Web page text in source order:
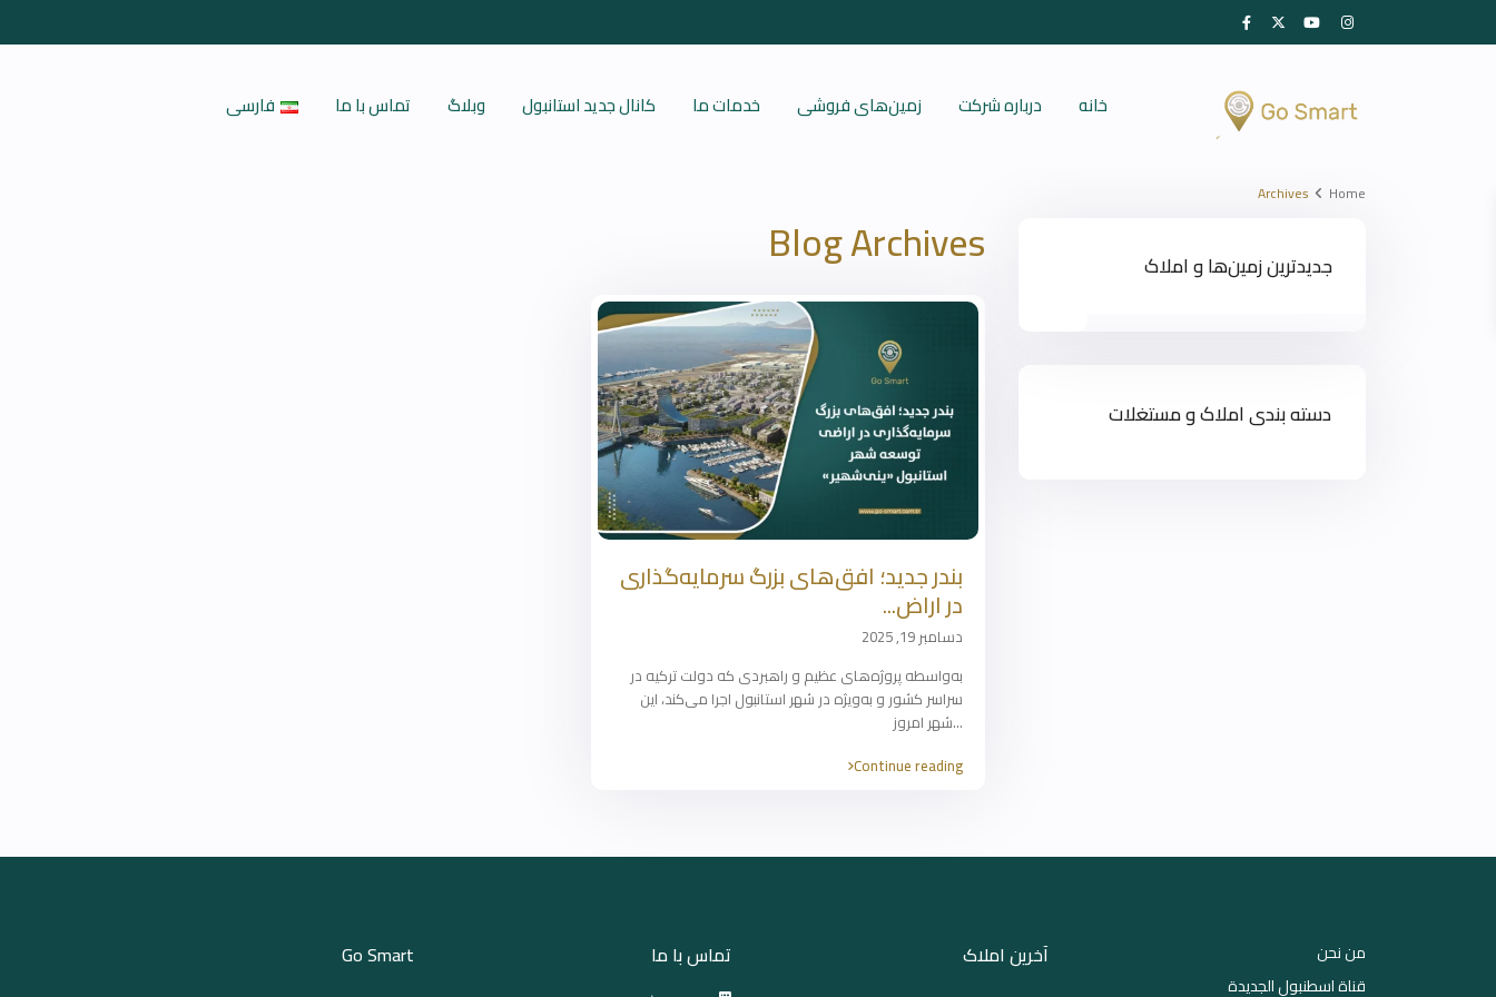
خانه درباره شرکت زمین‌های فروشی خدمات ما کانال جدید استانبول وبلاگ تماس با ما فارسی
Home
Archives
Blog Archives
بندر جدید؛ افق‌های بزرگ سرمایه‌گذاری
در اراض...
دسامبر 19, 2025
به‌واسطه پروژه‌های عظیم و راهبردی که دولت ترکیه در
سراسر کشور و به‌ویژه در شهر استانبول اجرا می‌کند، این
شهر امروز...
Continue reading
جدیدترین زمین‌ها و املاک
دسته بندی املاک و مستغلات
Go Smart تماس با ما آخرین املاک
من نحن
قناة اسطنبول الجديدة